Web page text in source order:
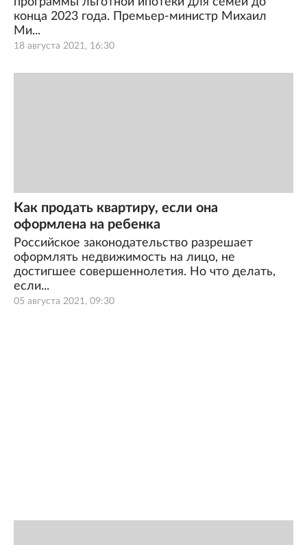
18 августа 2021, 16:30
конца 2023 года. Премьер-министр Михаил
Ми...
05 августа 2021, 09:30
Как продать квартиру, если она
оформлена на ребенка
Российское законодательство разрешает
оформлять недвижимость на лицо, не
достигшее совершеннолетия. Но что делать,
если...